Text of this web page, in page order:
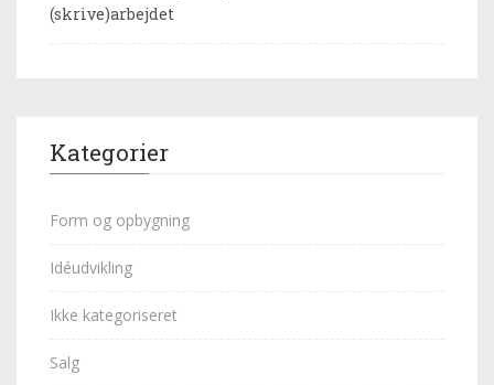
(skrive)arbejdet
Kategorier
Form og opbygning
Idéudvikling
Ikke kategoriseret
Salg